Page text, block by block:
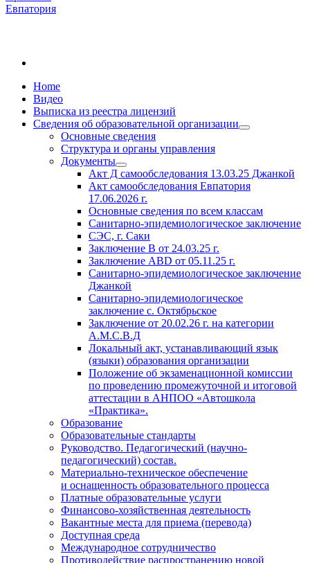
Home
Видео
Выписка из реестра лицензий
Сведения об образовательной организации
Основные сведения
Структура и органы управления
Документы
Акт Д самообследования 13.03.25 Джанкой
Акт самообследования Евпатория
17.06.2026 г.
Основные сведения по всем классам
Санитарно-эпидемиологическое заключение
СЭС, г. Саки
Заключение В от 24.03.25 г.
Заключение АВD от 05.11.25 г.
Санитарно-эпидемиологическое заключение
Джанкой
Санитарно-эпидемиологическое
заключение с. Октябрьское
Заключение от 20.02.26 г. на категории
А.М.С.В.Д
Локальный акт, устанавливающий язык
(языки) образования организации
Положение об экзаменационной комиссии
по проведению промежуточной и итоговой
аттестации в АНПОО «Автошкола
«Практика».
Образование
Образовательные стандарты
Руководство. Педагогический (научно-
педагогический) состав.
Материально-техническое обеспечение
и оснащенность образовательного процесса
Платные образовательные услуги
Финансово-хозяйственная деятельность
Вакантные места для приема (перевода)
Доступная среда
Международное сотрудничество
Противодействие распространению новой